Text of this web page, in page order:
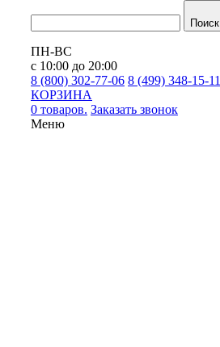
Поиск
ПН-ВС
с 10:00 до 20:00
8 (800) 302-77-06 8 (499) 348-15-11
КОРЗИНА
0 товаров. Заказать звонок
Меню